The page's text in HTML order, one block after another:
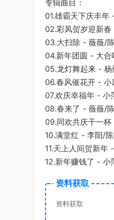
专辑曲目：
01.雄霸天下庆丰年
02.彩凤贺岁迎新
03.大扫除 - 薇薇/
04.新年团圆 - 大合
05.龙灯舞起来 -
06.春风催花开 -
07.欢庆幸福年 -
08.春来了 - 薇薇/
09.同欢共庆干一
10.满堂红 - 李阳/
11.天上人间贺新年
12.新年赚钱了 -
资料获取
资料获取